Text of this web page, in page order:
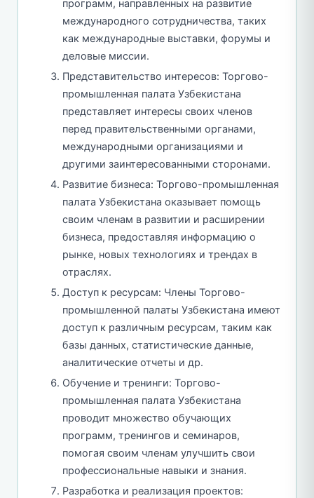
программ, направленных на развитие
международного сотрудничества, таких
как международные выставки, форумы и
деловые миссии.
Представительство интересов: Торгово-
промышленная палата Узбекистана
представляет интересы своих членов
перед правительственными органами,
международными организациями и
другими заинтересованными сторонами.
Развитие бизнеса: Торгово-промышленная
палата Узбекистана оказывает помощь
своим членам в развитии и расширении
бизнеса, предоставляя информацию о
рынке, новых технологиях и трендах в
отраслях.
Доступ к ресурсам: Члены Торгово-
промышленной палаты Узбекистана имеют
доступ к различным ресурсам, таким как
базы данных, статистические данные,
аналитические отчеты и др.
Обучение и тренинги: Торгово-
промышленная палата Узбекистана
проводит множество обучающих
программ, тренингов и семинаров,
помогая своим членам улучшить свои
профессиональные навыки и знания.
Разработка и реализация проектов: